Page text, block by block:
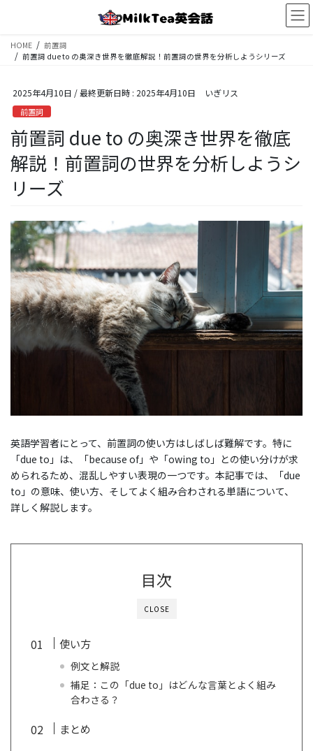
HOME
前置詞
前置詞 due to の奥深き世界を徹底解説！前置詞の世界を分析しようシリーズ
2025年4月10日 / 最終更新日時 : 2025年4月10日 いぎリス
前置詞
前置詞 due to の奥深き世界を徹底
解説！前置詞の世界を分析しようシ
リーズ
英語学習者にとって、前置詞の使い方はしばしば難解です。特に
「due to」は、「because of」や「owing to」との使い分けが求
められるため、混乱しやすい表現の一つです。本記事では、「due
to」の意味、使い方、そしてよく組み合わされる単語について、
詳しく解説します。
CLOSE
目次
使い方
例文と解説
補足：この「due to」はどんな言葉とよく組み
合わさる？
まとめ